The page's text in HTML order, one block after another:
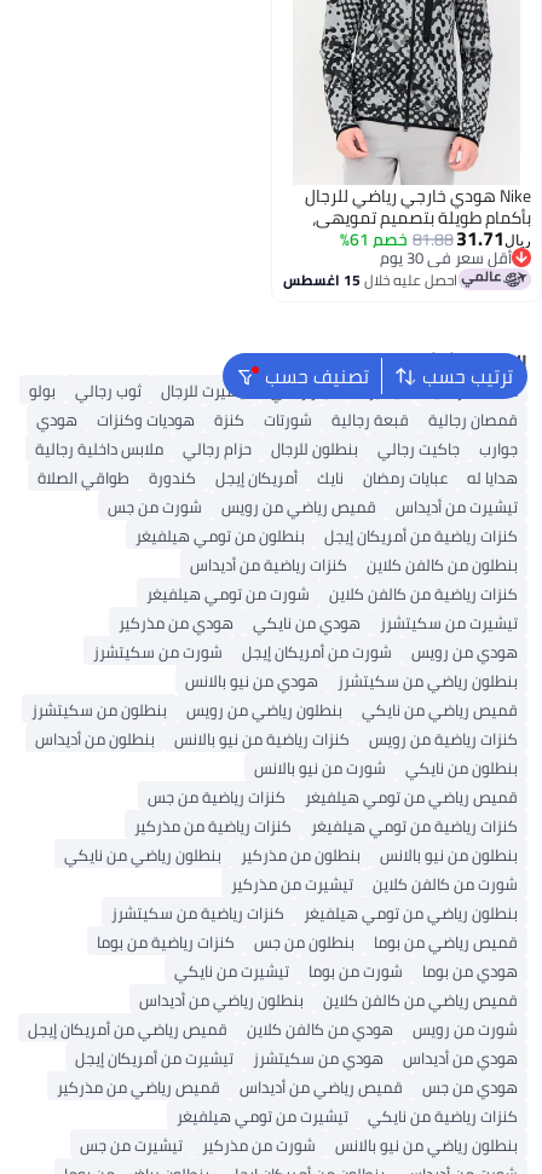
Nike هودي خارجي رياضي للرجال
بأكمام طويلة بتصميم تمويهي،
متعدد الألوان
ريال31.71
81.88خصم 61%
أقل سعر في 30 يوم
أقل سعر في 30 يوماحصل عليه خلال15 اغسطس
ترتيب حسب تصنيف حسب البحث الشائع
محفظة رجالية تيشيرت جينز رجالي تيشيرت للرجال ثوب رجالي
بولو
قمصان رجالية
قبعة رجالية شورتات كنزة هوديات وكنزات
هودي
جوارب
جاكيت رجالي بنطلون للرجال حزام رجالي
ملابس داخلية رجالية
هدايا له
عبايات رمضان نايك أمريكان إيجل كندورة
طواقي الصلاة
تيشيرت من أديداس
قميص رياضي من رويس
شورت من جس
كنزات رياضية من أمريكان إيجل
بنطلون من تومي هيلفيغر
بنطلون من كالفن كلاين
كنزات رياضية من أديداس
كنزات رياضية من كالفن كلاين
شورت من تومي هيلفيغر
تيشيرت من سكيتشرز
هودي من نايكي
هودي من مذركير
هودي من رويس
شورت من أمريكان إيجل
شورت من سكيتشرز
بنطلون رياضي من سكيتشرز
هودي من نيو بالانس
قميص رياضي من نايكي
بنطلون رياضي من رويس
بنطلون من سكيتشرز
كنزات رياضية من رويس
كنزات رياضية من نيو بالانس
بنطلون من أديداس
بنطلون من نايكي
شورت من نيو بالانس
قميص رياضي من تومي هيلفيغر
كنزات رياضية من جس
كنزات رياضية من تومي هيلفيغر
كنزات رياضية من مذركير
بنطلون من نيو بالانس
بنطلون من مذركير
بنطلون رياضي من نايكي
شورت من كالفن كلاين
تيشيرت من مذركير
بنطلون رياضي من تومي هيلفيغر
كنزات رياضية من سكيتشرز
قميص رياضي من بوما
بنطلون من جس
كنزات رياضية من بوما
هودي من بوما
شورت من بوما
تيشيرت من نايكي
قميص رياضي من كالفن كلاين
بنطلون رياضي من أديداس
شورت من رويس
هودي من كالفن كلاين
قميص رياضي من أمريكان إيجل
هودي من أديداس
هودي من سكيتشرز
تيشيرت من أمريكان إيجل
هودي من جس
قميص رياضي من أديداس
قميص رياضي من مذركير
كنزات رياضية من نايكي
تيشيرت من تومي هيلفيغر
بنطلون رياضي من نيو بالانس
شورت من مذركير
تيشيرت من جس